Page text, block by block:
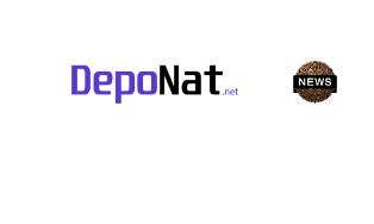
содержимому